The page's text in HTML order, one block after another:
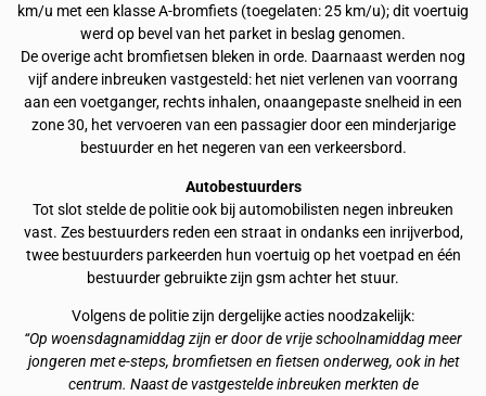
km/u met een klasse A-bromfiets (toegelaten: 25 km/u); dit voertuig
werd op bevel van het parket in beslag genomen.
De overige acht bromfietsen bleken in orde. Daarnaast werden nog
vijf andere inbreuken vastgesteld: het niet verlenen van voorrang
aan een voetganger, rechts inhalen, onaangepaste snelheid in een
zone 30, het vervoeren van een passagier door een minderjarige
bestuurder en het negeren van een verkeersbord.
Autobestuurders
Tot slot stelde de politie ook bij automobilisten negen inbreuken
vast. Zes bestuurders reden een straat in ondanks een inrijverbod,
twee bestuurders parkeerden hun voertuig op het voetpad en één
bestuurder gebruikte zijn gsm achter het stuur.
Volgens de politie zijn dergelijke acties noodzakelijk:
“Op woensdagnamiddag zijn er door de vrije schoolnamiddag meer
jongeren met e-steps, bromfietsen en fietsen onderweg, ook in het
centrum. Naast de vastgestelde inbreuken merkten de